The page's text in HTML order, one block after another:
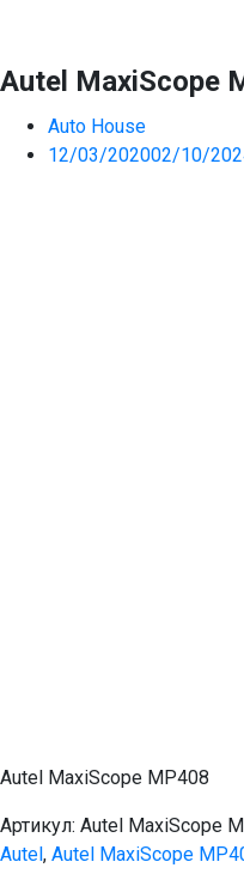
Autel MaxiScope
Auto House
12/03/202002/10/
Autel MaxiScope MP408
Артикул: Autel MaxiScope
Autel, Autel MaxiScope